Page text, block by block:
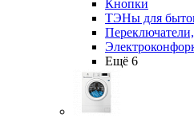
Кнопки
ТЭНы для
Ещё 6